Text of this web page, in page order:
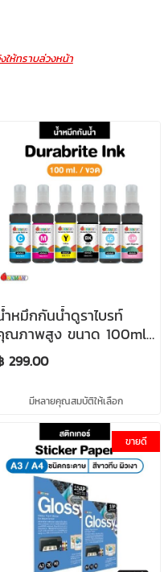
ให้ทราบล่วงหน้า
ำหมึกกันน้ำดูราไบรท์
ณภาพสูง ขนาด 100ml./
วด INKMAN Durabrite
299.00
มีหลายคุณสมบัติให้เลือก
ขายดี